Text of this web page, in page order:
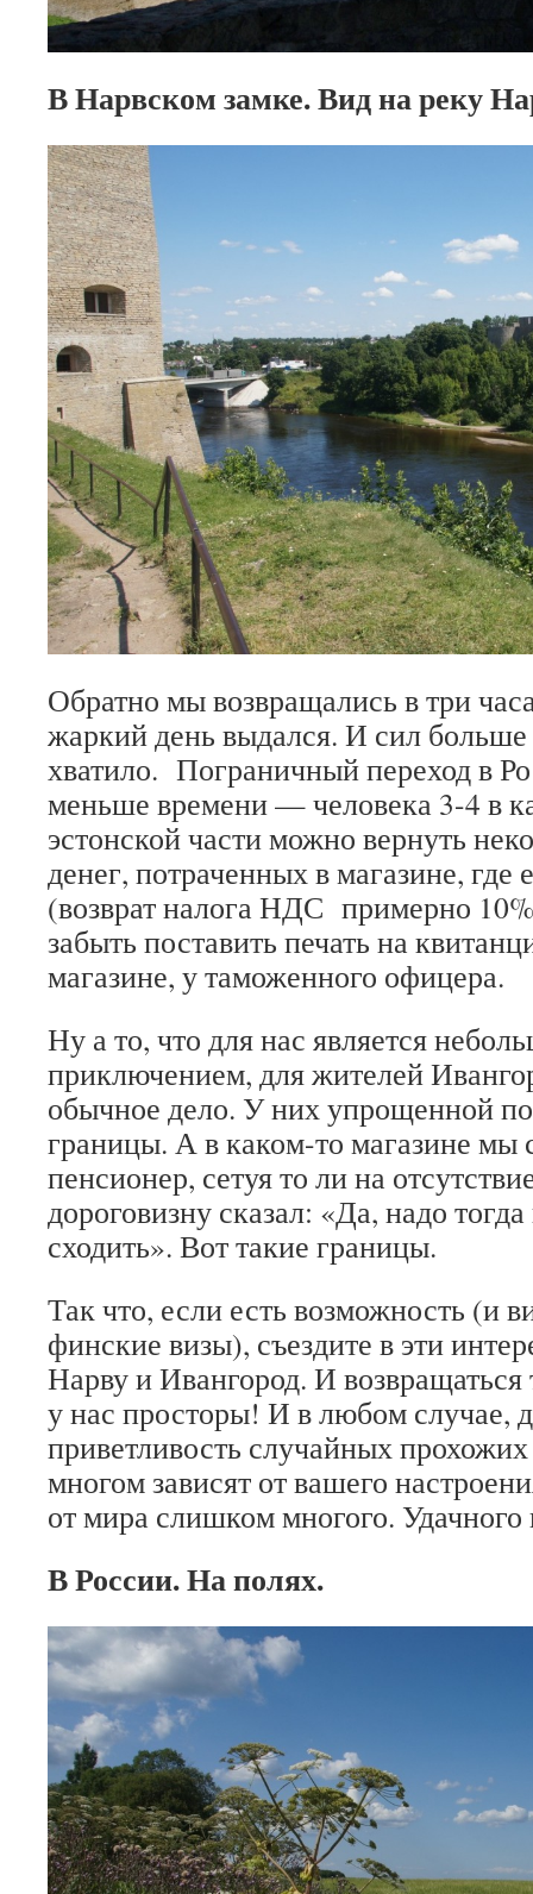
В Нарвском замке. Вид на реку
Обратно мы возвращались в три
жаркий день выдался. И сил больше
хватило. Пограничный переход в
меньше времени — человека 3-4 в
эстонской части можно вернуть
денег, потраченных в магазине, где
(возврат налога НДС примерно
забыть поставить печать на
магазине, у таможенного офицера.
Ну а то, что для нас является
приключением, для жителей
обычное дело. У них упрощенной
границы. А в каком-то магазине мы
пенсионер, сетуя то ли на
дороговизну сказал: «Да, надо
сходить». Вот такие границы.
Так что, если есть возможность (и
финские визы), съездите в эти
Нарву и Ивангород. И
у нас просторы! И в любом случае,
приветливость случайных
многом зависят от вашего
от мира слишком многого.
В России. На полях.